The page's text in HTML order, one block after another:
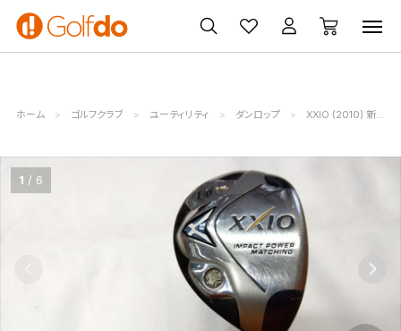
ゴルフ
クラブ
ゴルフ用品
買取
無料査定
クーポン
一覧
ホーム ゴルフクラブ ユーティリティ ダンロップ XXIO (2010) 新・ゼクシオ
1 6